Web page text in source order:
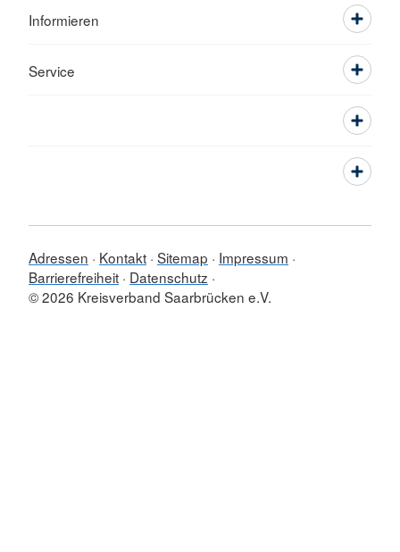
Informieren
Service
Adressen Kontakt Sitemap
Impressum
Barrierefreiheit Datenschutz
© 2026 Kreisverband Saarbrücken e.V.